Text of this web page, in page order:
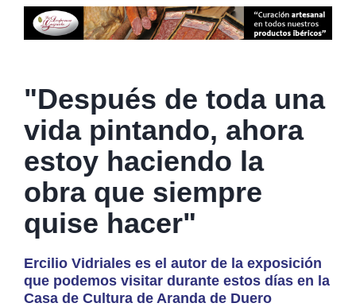
"Después de toda una
vida pintando, ahora
estoy haciendo la
obra que siempre
quise hacer"
Ercilio Vidriales es el autor de la exposición
que podemos visitar durante estos días en la
Casa de Cultura de Aranda de Duero